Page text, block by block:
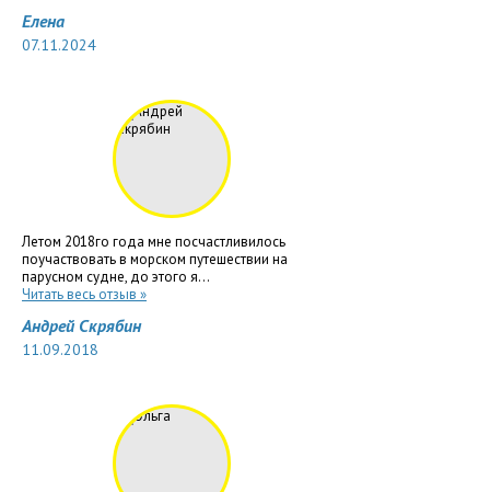
Елена
07.11.2024
Летом 2018го года мне посчастливилось
поучаствовать в морском путешествии на
парусном судне, до этого я...
Читать весь отзыв »
Андрей Скрябин
11.09.2018